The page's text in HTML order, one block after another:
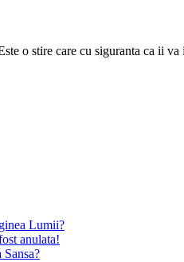
o stire care cu siguranta ca ii
Lumii?
anulata!